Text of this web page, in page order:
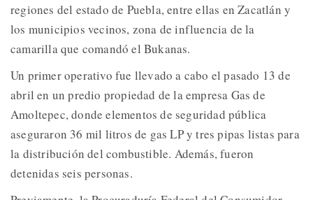
regiones del estado de Puebla, entre ellas en Zacatlán y
los municipios vecinos, zona de influencia de la
camarilla que comandó el Bukanas.
Un primer operativo fue llevado a cabo el pasado 13 de
abril en un predio propiedad de la empresa Gas de
Amoltepec, donde elementos de seguridad pública
aseguraron 36 mil litros de gas LP y tres pipas listas para
la distribución del combustible. Además, fueron
detenidas seis personas.